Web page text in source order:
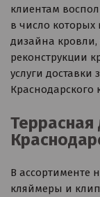
клиентам
в число которых
дизайна кровли,
реконструкции
услуги
Краснодарского
Террасная
В ассортименте
кляймеры и